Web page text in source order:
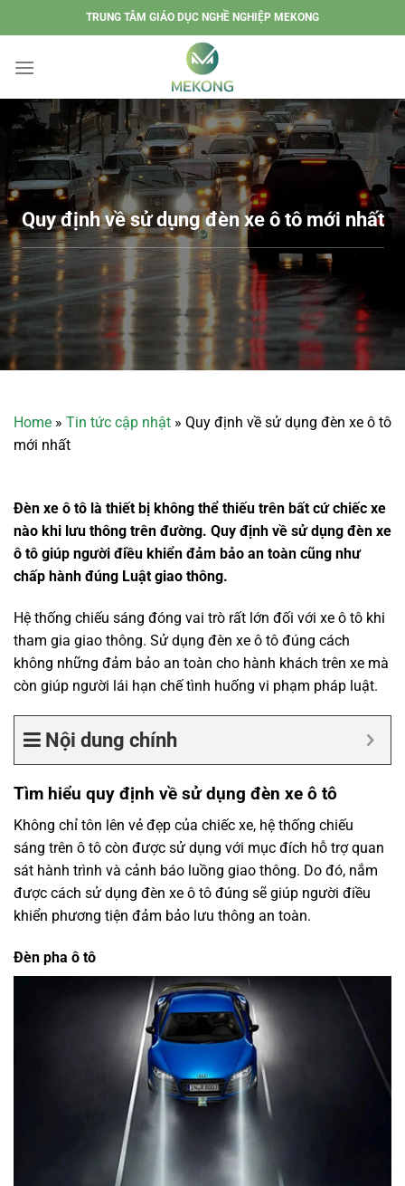
đến
dung
TRUNG TÂM GIÁO DỤC NGHỀ NGHIỆP MEKONG
Quy định về sử dụng đèn xe ô tô mới nhất
Home » Tin tức cập nhật » Quy định về sử dụng đèn xe ô tô
mới nhất
Đèn xe ô tô là thiết bị không thể thiếu trên bất cứ chiếc xe
nào khi lưu thông trên đường. Quy định về sử dụng đèn xe
ô tô giúp người điều khiển đảm bảo an toàn cũng như
chấp hành đúng Luật giao thông.
Hệ thống chiếu sáng đóng vai trò rất lớn đối với xe ô tô khi
tham gia giao thông. Sử dụng đèn xe ô tô đúng cách
không những đảm bảo an toàn cho hành khách trên xe mà
còn giúp người lái hạn chế tình huống vi phạm pháp luật.
Nội dung chính
Tìm hiểu quy định về sử dụng đèn xe ô tô
Không chỉ tôn lên vẻ đẹp của chiếc xe, hệ thống chiếu
sáng trên ô tô còn được sử dụng với mục đích hỗ trợ quan
sát hành trình và cảnh báo luồng giao thông. Do đó, nắm
được cách sử dụng đèn xe ô tô đúng sẽ giúp người điều
khiển phương tiện đảm bảo lưu thông an toàn.
Đèn pha ô tô